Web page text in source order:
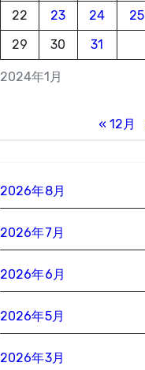
2024年1月
22
23 24 25
29
30 31
« 12月
2026年8月
2026年7月
2026年6月
2026年5月
2026年3月